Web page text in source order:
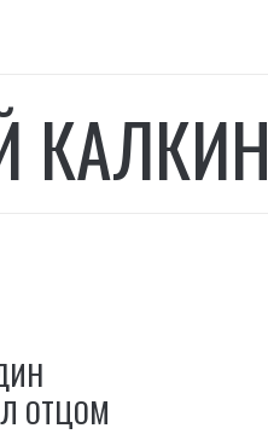
КАЛКИН
ОТЦОМ